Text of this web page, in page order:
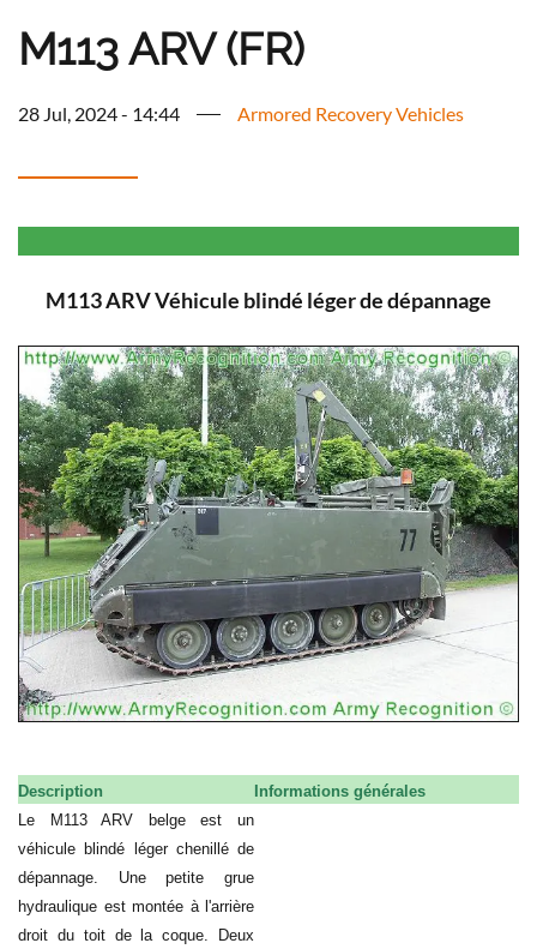
M113 ARV (FR)
28 Jul, 2024 - 14:44 Armored Recovery Vehicles
M113 ARV Véhicule blindé léger de dépannage
Description
Informations générales
Le M113 ARV belge est un
véhicule blindé léger chenillé de
dépannage. Une petite grue
hydraulique est montée à l'arrière
droit du toit de la coque. Deux